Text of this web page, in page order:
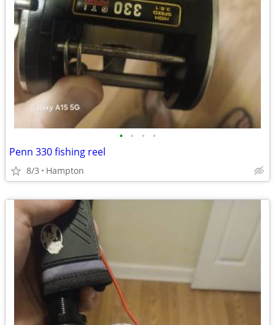
• • • •
Penn 330 fishing reel
8/3 Hampton